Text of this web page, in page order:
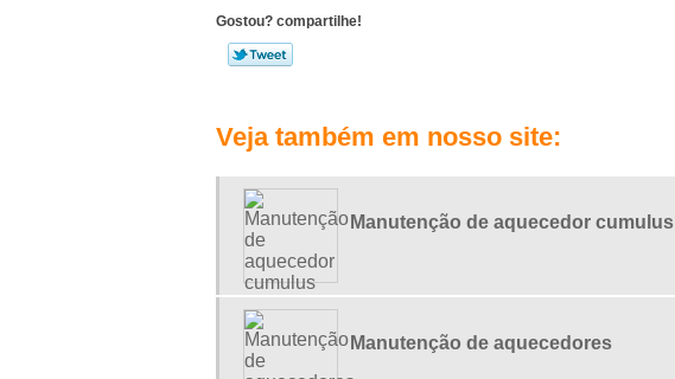
Gostou? compartilhe!
Veja também em nosso site:
Manutenção de aquecedor cumulus
Manutenção de aquecedores